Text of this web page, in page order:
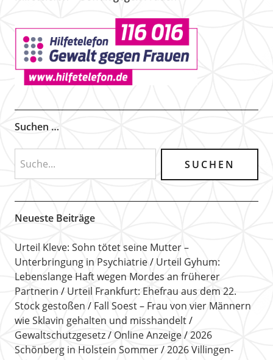
Suchen …
Neueste Beiträge
Urteil Kleve: Sohn tötet seine Mutter –
Unterbringung in Psychiatrie
Urteil Gyhum:
Lebenslange Haft wegen Mordes an früherer
Partnerin
Urteil Frankfurt: Ehefrau aus dem 22.
Stock gestoßen
Fall Soest – Frau von vier Männern
wie Sklavin gehalten und misshandelt
Gewaltschutzgesetz
Online Anzeige
2026
Schönberg in Holstein Sommer
2026 Villingen-